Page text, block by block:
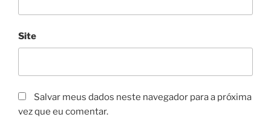
Site
Salvar meus dados neste navegador para a próxima
vez que eu comentar.